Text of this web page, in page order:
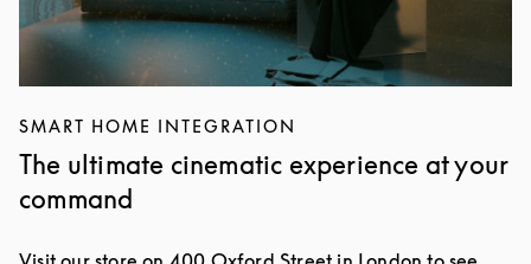
SMART HOME INTEGRATION
The ultimate cinematic experience at your
command